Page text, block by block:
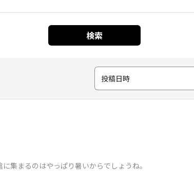
検索
投稿日時
集まるのはやっぱり暑いからでしょうね。